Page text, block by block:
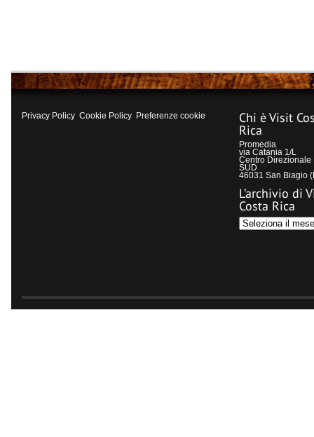
Privacy Policy Cookie Policy Preferenze cookie Chi è Visit
Rica
Promedia
via Catania 1/L
Centro Direzionale
SUD
46031 San Biagio
L’archivio di
Costa Rica
L’archivio
di